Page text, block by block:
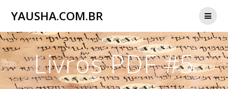
YAUSHA.COM.BR
Livros PDF #5